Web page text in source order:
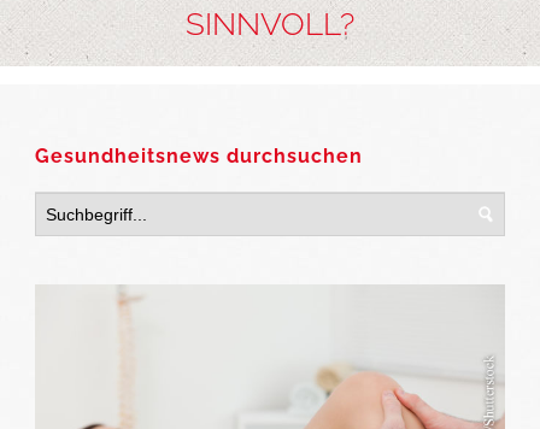
SINNVOLL?
Gesundheitsnews durchsuchen